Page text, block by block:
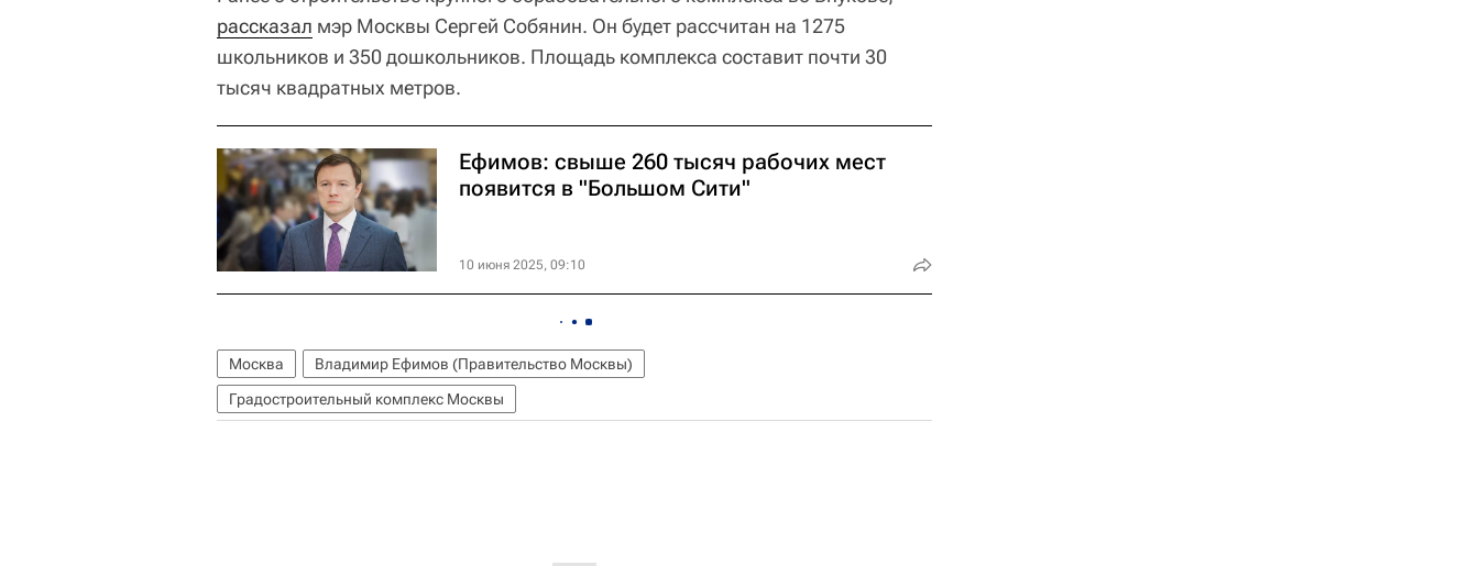
рассказал мэр Москвы Сергей Собянин. Он будет рассчитан на 1275
школьников и 350 дошкольников. Площадь комплекса составит почти 30
тысяч квадратных метров.
Ефимов: свыше 260 тысяч рабочих мест
появится в "Большом Сити"
10 июня 2025, 09:10
Москва
Владимир Ефимов (Правительство Москвы)
Градостроительный комплекс Москвы